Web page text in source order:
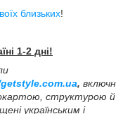
близьких!
1-2 дні!
, включн
структурою й
українським і